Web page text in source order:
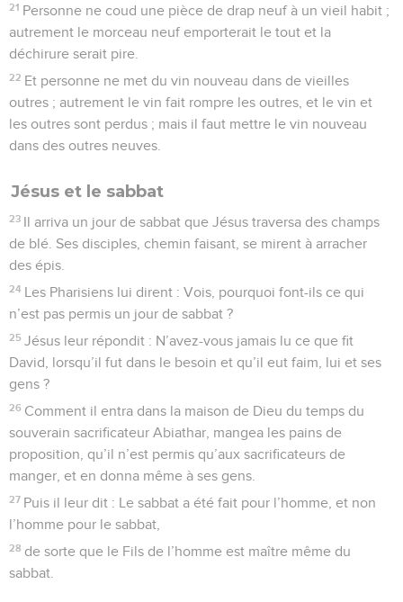
21 Personne ne coud une pièce de drap neuf à un vieil habit ;
autrement le morceau neuf emporterait le tout et la
déchirure serait pire.
22 Et personne ne met du vin nouveau dans de vieilles
outres ; autrement le vin fait rompre les outres, et le vin et
les outres sont perdus ; mais il faut mettre le vin nouveau
dans des outres neuves.
Jésus et le sabbat
23 Il arriva un jour de sabbat que Jésus traversa des champs
de blé. Ses disciples, chemin faisant, se mirent à arracher
des épis.
24 Les Pharisiens lui dirent : Vois, pourquoi font-ils ce qui
n’est pas permis un jour de sabbat ?
25 Jésus leur répondit : N’avez-vous jamais lu ce que fit
David, lorsqu’il fut dans le besoin et qu’il eut faim, lui et ses
gens ?
26 Comment il entra dans la maison de Dieu du temps du
souverain sacrificateur Abiathar, mangea les pains de
proposition, qu’il n’est permis qu’aux sacrificateurs de
manger, et en donna même à ses gens.
27 Puis il leur dit : Le sabbat a été fait pour l’homme, et non
l’homme pour le sabbat,
28 de sorte que le Fils de l’homme est maître même du
sabbat.